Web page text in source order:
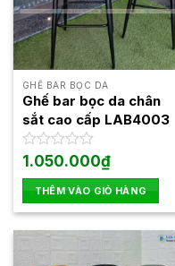
GHẾ BAR BỌC DA
Ghế bar bọc da chân
sắt cao cấp LAB4003
Được
hạng
0
5
sao
1.050.000₫
THÊM VÀO GIỎ HÀNG